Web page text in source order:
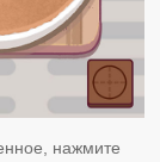
нажмите